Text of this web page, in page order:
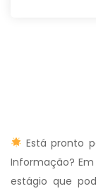
Está pronto
Informação?
estágio que